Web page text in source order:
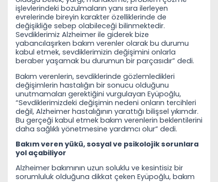
işlevlerindeki bozulmaların yanı sıra ilerleyen
evrelerinde bireyin karakter özelliklerinde de
değişikliğe sebep olabileceği bilinmektedir.
Sevdiklerimiz Alzheimer ile giderek bize
yabancılaşırken bakım verenler olarak bu durumu
kabul etmek, sevdiklerimizin değişimini onlarla
beraber yaşamak bu durumun bir parçasıdır” dedi.
Bakım verenlerin, sevdiklerinde gözlemledikleri
değişimlerin hastalığın bir sonucu olduğunu
unutmamaları gerektiğini vurgulayan Eyüpoğlu,
“Sevdiklerimizdeki değişimin nedeni onların tercihleri
değil, Alzheimer hastalığının yarattığı bilişsel yıkımdır.
Bu gerçeği kabul etmek bakım verenlerin beklentilerini
daha sağlıklı yönetmesine yardımcı olur” dedi.
Bakım veren yükü, sosyal ve psikolojik sorunlara
yol açabiliyor
Alzheimer bakımının uzun soluklu ve kesintisiz bir
sorumluluk olduğuna dikkat çeken Eyüpoğlu, bakım